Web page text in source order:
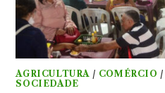
AGRICULTURA / COMÉRCIO /
SOCIEDADE